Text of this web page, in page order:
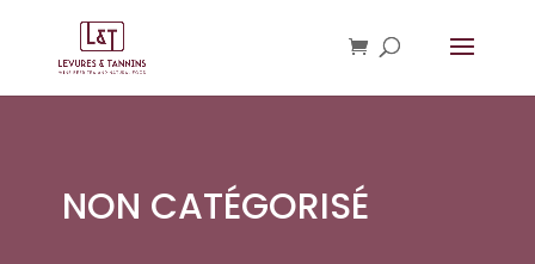
NON CATÉGORISÉ